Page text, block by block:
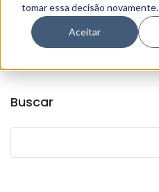
tomar essa decisão novamente.
Aceitar
ByMarketing Aunica
Buscar